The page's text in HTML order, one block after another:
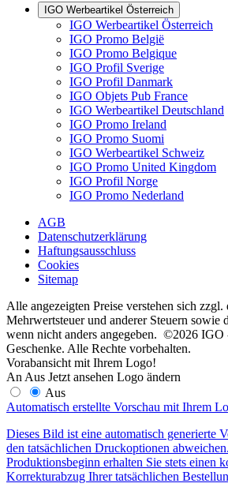
IGO Werbeartikel Österreich
IGO Werbeartikel Österreich
IGO Promo België
IGO Promo Belgique
IGO Profil Sverige
IGO Profil Danmark
IGO Objets Pub France
IGO Werbeartikel Deutschland
IGO Promo Ireland
IGO Promo Suomi
IGO Werbeartikel Schweiz
IGO Promo United Kingdom
IGO Profil Norge
IGO Promo Nederland
AGB
Datenschutzerklärung
Haftungsausschluss
Cookies
Sitemap
Alle angezeigten Preise verstehen sich zzgl.
Mehrwertsteuer und anderer Steuern sowie
wenn nicht anders angegeben. ©2026
Geschenke. Alle Rechte vorbehalten.
Vorabansicht mit Ihrem Logo!
An Aus Jetzt ansehen Logo ändern
Aus
Automatisch erstellte Vorschau mit Ihrem
Dieses Bild ist eine automatisch generierte
den tatsächlichen Druckoptionen
Produktionsbeginn erhalten Sie stets einen
Korrekturabzug Ihrer tatsächlichen